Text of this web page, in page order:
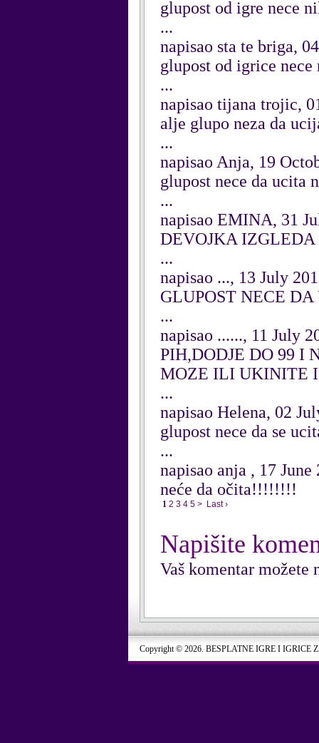
glupost od igre nece
...
napisao sta te briga,
glupost od igrice
...
napisao tijana trojic,
alje glupo neza da
...
napisao Anja, 19
glupost nece da ucita
...
napisao EMINA, 31
DEVOJKA IZGLEDA
...
napisao ..., 13 July
GLUPOST NECE
...
napisao ......, 11 July
PIH,DODJE DO 99 I
MOZE ILI UKINITE
...
napisao Helena, 02
glupost nece da se
...
napisao anja , 17 June
neće da očita!!!!!!!!
1 2 3 4 5 > Last ›
Napišite
Vaš komentar možete
Copyright © 2026. BESPLATNE IGRE I IGRICE